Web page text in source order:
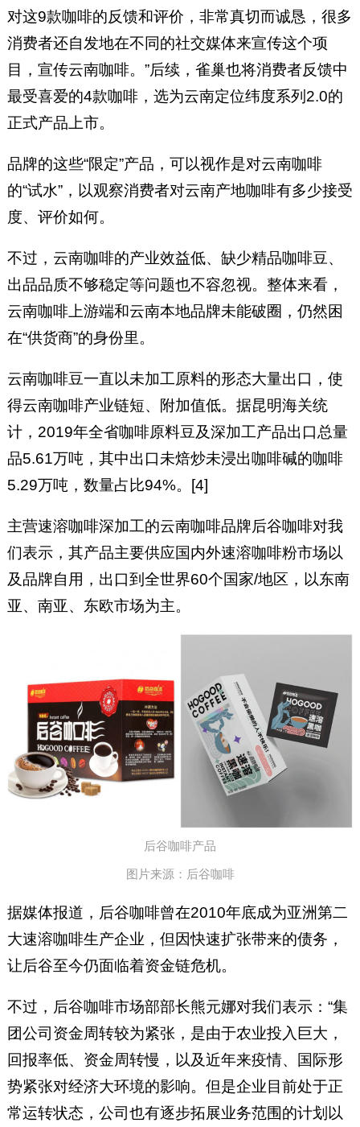
对这9款咖啡的反馈和评价，非常真切而诚恳，很多
消费者还自发地在不同的社交媒体来宣传这个项
目，宣传云南咖啡。”后续，雀巢也将消费者反馈中
最受喜爱的4款咖啡，选为云南定位纬度系列2.0的
正式产品上市。
品牌的这些“限定”产品，可以视作是对云南咖啡
的“试水”，以观察消费者对云南产地咖啡有多少接受
度、评价如何。
不过，云南咖啡的产业效益低、缺少精品咖啡豆、
出品品质不够稳定等问题也不容忽视。整体来看，
云南咖啡上游端和云南本地品牌未能破圈，仍然困
在“供货商”的身份里。
云南咖啡豆一直以未加工原料的形态大量出口，使
得云南咖啡产业链短、附加值低。据昆明海关统
计，2019年全省咖啡原料豆及深加工产品出口总量
品5.61万吨，其中出口未焙炒未浸出咖啡碱的咖啡
5.29万吨，数量占比94%。[4]
主营速溶咖啡深加工的云南咖啡品牌后谷咖啡对我
们表示，其产品主要供应国内外速溶咖啡粉市场以
及品牌自用，出口到全世界60个国家/地区，以东南
亚、南亚、东欧市场为主。
后谷咖啡产品
图片来源：后谷咖啡
据媒体报道，后谷咖啡曾在2010年底成为亚洲第二
大速溶咖啡生产企业，但因快速扩张带来的债务，
让后谷至今仍面临着资金链危机。
不过，后谷咖啡市场部部长熊元娜对我们表示：“集
团公司资金周转较为紧张，是由于农业投入巨大，
回报率低、资金周转慢，以及近年来疫情、国际形
势紧张对经济大环境的影响。但是企业目前处于正
常运转状态，公司也有逐步拓展业务范围的计划以